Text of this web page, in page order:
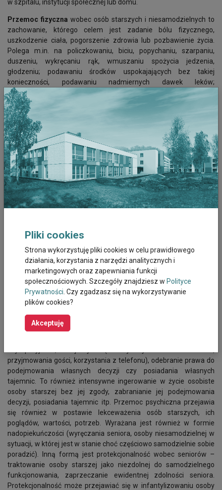
w szpitalu, instytucji społecznej lub domu.
Przemoc fizyczna wobec osób starszych i niesamodzielnych to
zachowanie, którego celem jest zadanie bólu fizycznego,
uszkodzenie ciała, pogorszenie zdrowia lub pozbawienie życia.
Polega m.in. na policzkowaniu, biciu, popychaniu, szarpaniu,
duszeniu, wykręcaniu rąk, wmuszaniu spożycia jedzenia,
głodzeniu; podawaniu środków uspokajających bez takiej
konieczności, podawaniu nadmiernych dawek leków;
nieudzielaniu niezbędnej pomocy medycznej; zaniechanie
czynności pielęgnacyjnych/higienicznych, opiekuńczych wobec
osoby starszej; ograniczanie dostępu do wybranych pomieszczeń
w mieszkaniu, np. łazienki, wyganianie z domu bądź zamykanie
samotnie w domu, albo w jednym pomieszczeniu i/lub
pozbawianie odpowiedniej temperatury pomieszczenia,
pozbawianie snu, spokoju. To również pozbawianie osoby starszej
ważnych przedmiotów, o różnej wartości, czy to sentymentalnej,
czy innej. To także izolowanie od znajomych, bliskich poprzez
zakazy wyjścia z domu, czy zakazy odwiedzin, zakazy
korzystania z telefonu, uczestnictwo w spotkaniach społeczności
lokalnej, klubach zainteresowań. Specyficznym rodzajem jest
do wykonywania prac ponad siły osób starszych takich jak
sprzątanie, opiekowanie się wnukami, gotowanie.
Przemoc psychiczna
wobec seniorów, osób niesamodzielnych,
to ciągłe negatywne ocenianie i krytykowanie, straszenie,
obrażanie, szykanowanie ze względu na wiek i
niepełnosprawność, ograniczenia sprawności motorycznej. To
szantażowanie, wyśmiewanie, poniżanie,
dewaluowanie/dezawuowanie, upokarzanie, domaganie się
posłuszeństwa, wymuszanie, krzyki, przeklinanie, obelgi, groźby,
przyjmowania gości, korzystania z telefonu), odebranie prawa do
podejmowania własnych decyzji czy posiadania własnych
tajemnic. To również intensywne ingerowanie w życie osobiste
osoby starszej bez jej zgody, zabranianie jej podejmowania
decyzji, posiadania tajemnic itp. Przemoc psychiczna przejawia
się również w postawie lekceważenia osób starszych, ich
poglądów, wartości, potrzeb. Wyrażana jest również w formie
nadopiekuńczości (wyręczania seniora, osoby niesamodzielnej w
sytuacji, w której jest w stanie choć częściowo samodzielnie sobie
poradzić). Inną formą jest protekcjonalność wobec seniorów –
traktowanie osoby starszej jako niezdolnej do samodzielnego
funkcjonowania, zaprzeczanie ewidentnej zdolności seniora.
Protekcjonalność może przejawiać się w infantylizowaniu osoby
Pliki cookies
Strona wykorzystuję pliki cookies w celu prawidłowego
działania, korzystania z narzędzi analitycznych i
marketingowych oraz zapewniania funkcji
społecznościowych. Szczegóły znajdziesz w Polityce
Prywatności. Czy zgadzasz się na wykorzystywanie
plików cookies?
Akceptuję